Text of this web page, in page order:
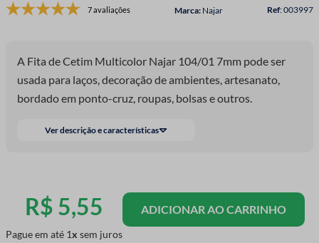
7 avaliações Najar :003997
A Fita de Cetim Multicolor Najar 104/01 7mm pode ser
usada para laços, decoração de ambientes, artesanato,
bordado em ponto-cruz, roupas, bolsas e outros.
Ver descrição e características
R$ 5,55
Pague em até 1 sem juros
ADICIONAR AO CARRINHO